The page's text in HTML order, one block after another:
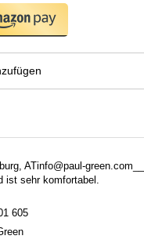
ATinfo@paul-
ist sehr komfortabel.
605